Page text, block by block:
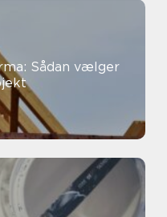
Sådan vælger